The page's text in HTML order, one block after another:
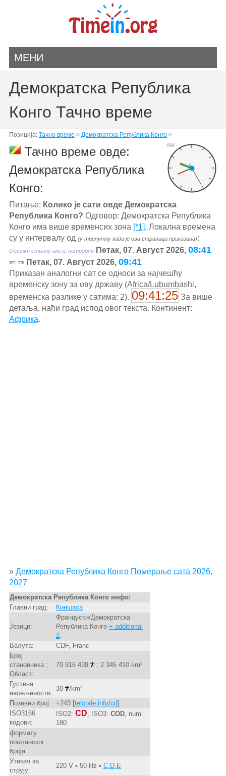
МЕНИ
Демократска Република
Конго Тачно време
Позиција: Тачно време > Демократска Република Конго>
AM
Тачно време овде:
Демократска Република
Конго:
Питање: Колико је сати овде Демократска
Република Конго? Одговор: Демократска Република
Конго има више временсих зона [*1], Локална времена
су у интервалу од (у тренутку када је ова страница приказана):
Освежи страну ако је потребно Петак, 07. Август 2026, 08:41
⇐ ⇒ Петак, 07. Август 2026, 09:41
Приказан аналогни сат се односи за најчешћу
временску зону за ову државу (Africa/Lubumbashi,
временска разлике у сатима: 2). 09:41:25 За више
детаља, наћи град испод овог текста. Континент:
Африка.
» Демократска Република Конго Померање сата 2026,
2027
Демократска Република Конго инфо:
Главни град:
Киншаса
Језици:
Француски/Демократска
Република Конго + additional
2.
Валута:
CDF, Franc
Број
становника ;
Област:
70 916 439 ; 2 345 410 km²
Густина
насељености:
30
/km²
Позивни број
+243 [telcode.info/cd]
ISO3166
кодови:
ISO2: CD , ISO3: COD, num:
180
формату
поштанског
броја:
Утикач за
струју:
220 V • 50 Hz • C,D,E